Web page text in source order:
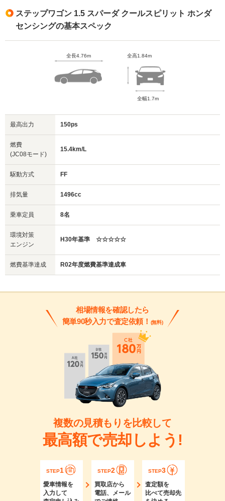
ステップワゴン 1.5 スパーダ クールスピリット ホンダ
センシングの基本スペック
全長4.76m 全高1.84m
全幅1.7m
最高出力 150ps
燃費
(JC08モード)
15.4km/L
駆動方式 FF
排気量 1496cc
乗車定員 8名
環境対策
エンジン
H30年基準 ☆☆☆☆☆
燃費基準達成 R02年度燃費基準達成車
相場情報を確認したら
簡単90秒入力で査定依頼！ (無料)
複数の見積もりを比較して
最高額で売却しよう!
STEP1
愛車情報を
入力して
STEP2
買取店から
電話、メール
STEP3
査定額を
比べて売却先